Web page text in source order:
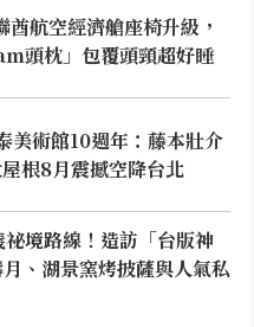
航空經濟艙座椅升級，
頭枕」包覆頭頸超好睡
美術館10週年：藤本壯介
根8月震撼空降台北
境路線！造訪「台版神
、湖景窯烤披薩與人氣私